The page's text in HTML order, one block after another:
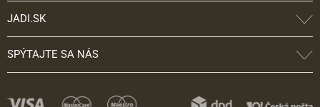
JADI.SK
SPÝTAJTE SA NÁS